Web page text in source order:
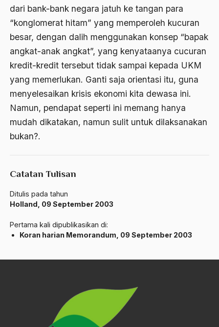
dari bank-bank negara jatuh ke tangan para
“konglomerat hitam” yang memperoleh kucuran
besar, dengan dalih menggunakan konsep “bapak
angkat-anak angkat”, yang kenyataanya cucuran
kredit-kredit tersebut tidak sampai kepada UKM
yang memerlukan. Ganti saja orientasi itu, guna
menyelesaikan krisis ekonomi kita dewasa ini.
Namun, pendapat seperti ini memang hanya
mudah dikatakan, namun sulit untuk dilaksanakan
bukan?.
Catatan Tulisan
Ditulis pada tahun
Holland, 09 September 2003
Pertama kali dipublikasikan di:
Koran harian Memorandum, 09 September 2003
Atheisme
Aturan Hukum
Austro Melanesia
Ayat Al-Quran
Ayatullah Zanjani
Azyumardi Azra
bacaan mulia
Badan Usaha
Bagus Hadikusumo
Baha'i
Bahasa Indonesia